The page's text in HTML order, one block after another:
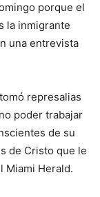
porque el
la inmigrante
una entrevista
represalias
poder trabajar
de su
de Cristo que le
Miami Herald.